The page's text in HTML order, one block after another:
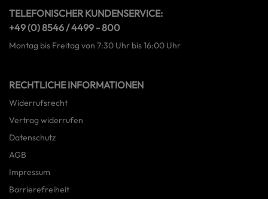
TELEFONISCHER KUNDENSERVICE:
+49 (0) 8546 / 4499 - 800
Montag bis Freitag von 7:30 Uhr bis 16:00 Uhr
RECHTLICHE INFORMATIONEN
Widerrufsrecht
Vertrag widerrufen
Datenschutz
AGB
Impressum
Barrierefreiheit